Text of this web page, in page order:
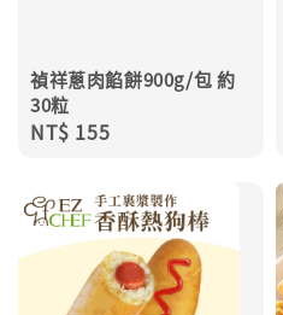
禎祥蔥肉餡餅900g/包 約
30粒
Regular
NT$ 155